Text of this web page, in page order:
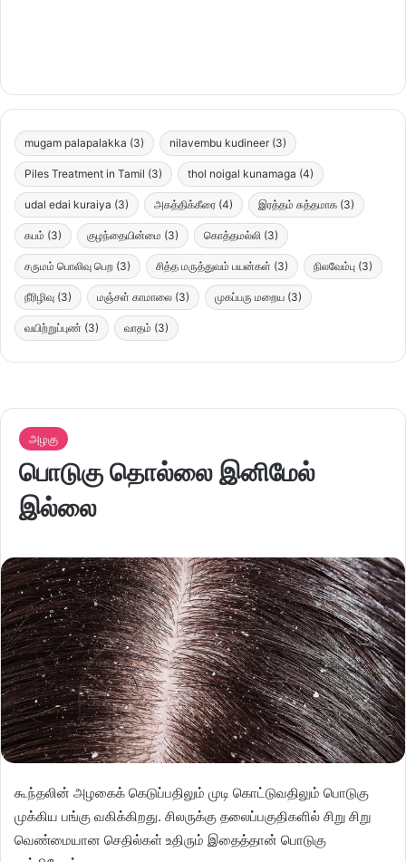
mugam palapalakka (3) nilavembu kudineer (3)
Piles Treatment in Tamil (3) thol noigal kunamaga (4)
udal edai kuraiya (3) அகத்திக்கீரை (4) இரத்தம் சுத்தமாக (3)
கபம் (3) குழந்தையின்மை (3) கொத்தமல்லி (3)
சருமம் பொலிவு பெற (3) சித்த மருத்துவம் பயன்கள் (3) நிலவேம்பு (3)
நீரிழிவு (3) மஞ்சள் காமாலை (3) முகப்பரு மறைய (3)
வயிற்றுப்புண் (3) வாதம் (3)